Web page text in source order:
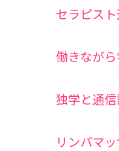
セラピス
働きなが
独学と通
リンパマ